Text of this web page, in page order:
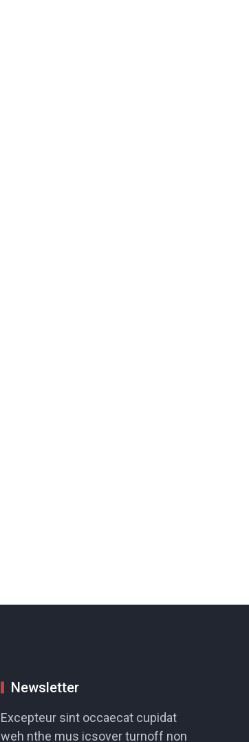
Newsletter
Excepteur sint occaecat cupidat
weh nthe mus icsover turnoff non